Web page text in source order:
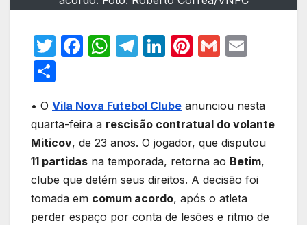
T
er
F
e
b
o
o
k
W
s
A
p
p
T
gr
a
m
Li
e
dI
n
Pi
e
st
G
ar
e
• O Vila Nova Futebol Clube anunciou nesta
quarta-feira a rescisão contratual do volante
Miticov, de 23 anos. O jogador, que disputou
11 partidas na temporada, retorna ao Betim,
clube que detém seus direitos. A decisão foi
tomada em comum acordo, após o atleta
perder espaço por conta de lesões e ritmo de